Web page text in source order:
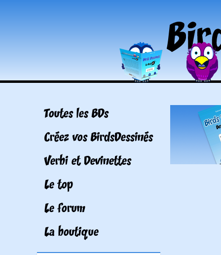
Toutes les BDs
Créez vos BirdsDessinés
Verbi et Devinettes
Le top
Le forum
La boutique